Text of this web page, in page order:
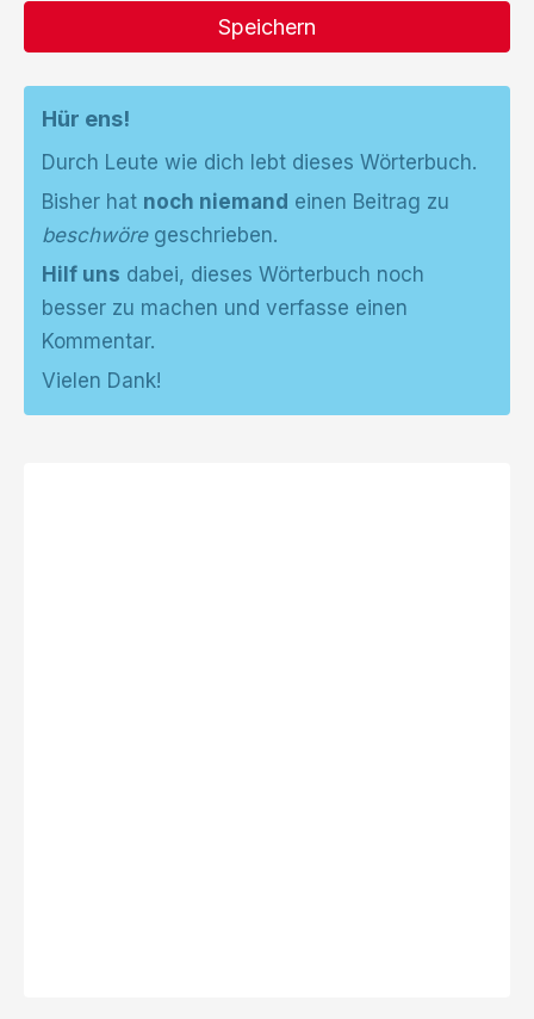
Speichern
Hür ens!
Durch Leute wie dich lebt dieses Wörterbuch.
Bisher hat noch niemand einen Beitrag zu
beschwöregeschrieben.
Hilf uns dabei, dieses Wörterbuch noch
besser zu machen und verfasse einen
Kommentar.
Vielen Dank!